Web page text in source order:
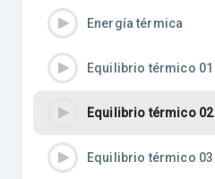
Energía térmica
Equilibrio térmico 01
Equilibrio térmico 02
Equilibrio térmico 03